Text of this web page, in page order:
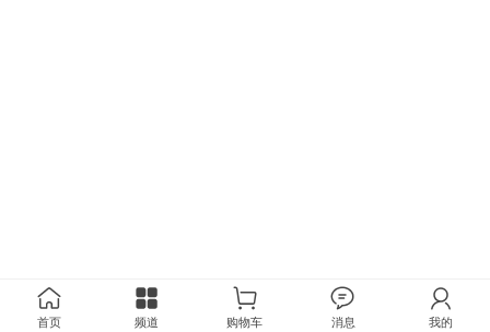
首页 频道 购物车 消息 我的